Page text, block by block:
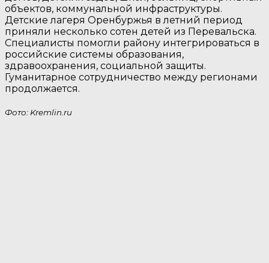
объектов, коммунальной инфраструктуры.
Детские лагеря Оренбуржья в летний период
приняли несколько сотен детей из Перевальска.
Специалисты помогли району интегрироваться в
российские системы образования,
здравоохранения, социальной защиты.
Гуманитарное сотрудничество между регионами
продолжается.
Фото: Kremlin.ru